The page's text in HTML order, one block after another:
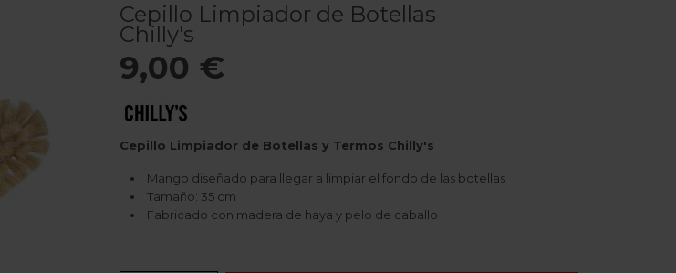
Cepillo Limpiador de Botellas
Chilly's
9,00 €
Cepillo Limpiador de Botellas y Termos Chilly's
Mango diseñado para llegar a limpiar el fondo de las botellas
Tamaño: 35 cm
Fabricado con madera de haya y pelo de caballo